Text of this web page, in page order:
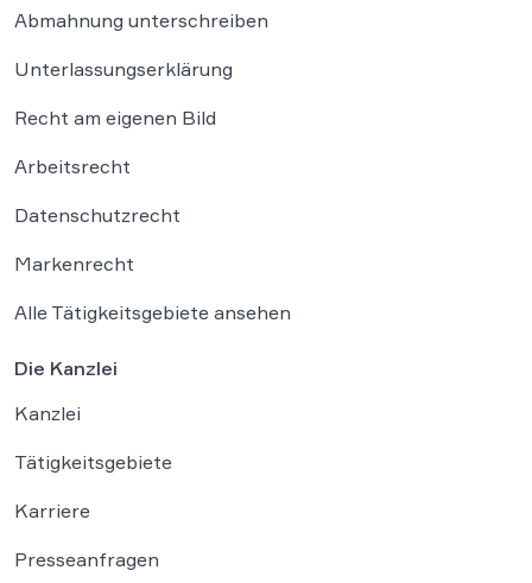
Abmahnung unterschreiben
Unterlassungserklärung
Recht am eigenen Bild
Arbeitsrecht
Datenschutzrecht
Markenrecht
Alle Tätigkeitsgebiete ansehen
Die Kanzlei
Kanzlei
Tätigkeitsgebiete
Karriere
Presseanfragen